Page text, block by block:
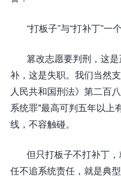
“打板子”与“打补丁”一
篡改志愿要判刑，这
补，这是失职。我们当然
人民共和国刑法》第二百
系统罪"最高可判五年以上
线，不容触碰。
但只打板子不打补丁
任不追系统责任，就是典型